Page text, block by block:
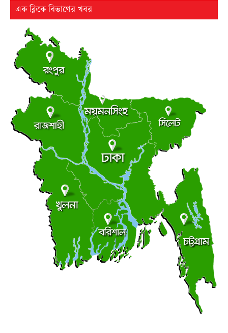
সোমবার ● ১০ আগস্ট ২০২৬
দুমকিতে ১৬১০ পিস ইয়াবা এক ব্যক্তি গ্রেফতার
সোমবার ● ১০ আগস্ট ২০২৬
দোহারে স্থানীয় নির্বাচন সামনে রেখে ভোটার তালিকার খসড়া
সোমবার ● ১০ আগস্ট ২০২৬
লালমোহনে এসএসসির ফলাফলে শীর্ষে হা-মীম
সোমবার ● ১০ আগস্ট ২০২৬
সুজানগরের এসএসসিতে গোল্ডেন জিপিএ-৫ পেলেন যমজ দুই
সোমবার ● ১০ আগস্ট ২০২৬
কাঁঠালিয়ায় এসএসসিতে জিপিএ-৫ পেয়েছে ২০ শিক্ষার্থী
সোমবার ● ১০ আগস্ট ২০২৬
এক ক্লিকে বিভাগের খবর